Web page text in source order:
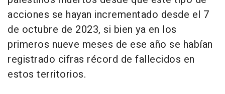
acciones se hayan incrementado desde el 7
de octubre de 2023, si bien ya en los
primeros nueve meses de ese año se habían
registrado cifras récord de fallecidos en
estos territorios.